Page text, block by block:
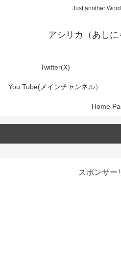
Just another
アシリカ（あし
Twitter(X)
You Tube(メインチャンネル）
Home
スポンサー